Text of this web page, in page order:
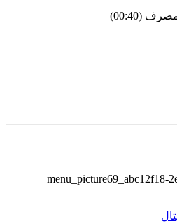
مصرف (00:
40
)